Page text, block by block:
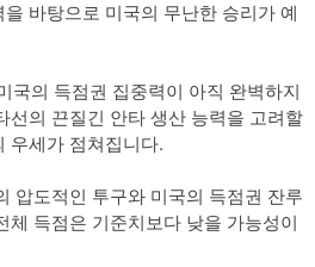
바탕으로 미국의 무난한 승리가 예
국의 득점권 집중력이 아직 완벽하지
선의 끈질긴 안타 생산 능력을 고려할
우세가 점쳐집니다.
압도적인 투구와 미국의 득점권 잔루
체 득점은 기준치보다 낮을 가능성이